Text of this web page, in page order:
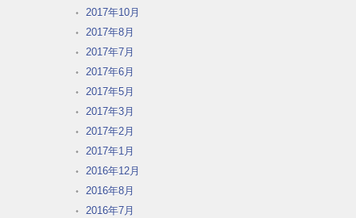
2017年10月
2017年8月
2017年7月
2017年6月
2017年5月
2017年3月
2017年2月
2017年1月
2016年12月
2016年8月
2016年7月